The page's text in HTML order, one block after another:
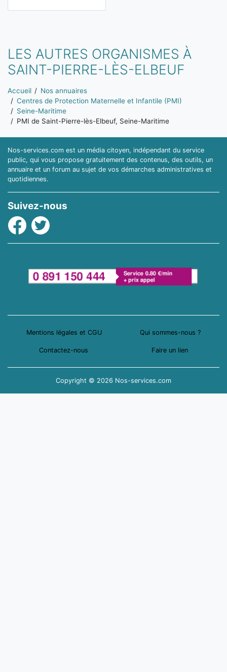
LES AUTRES ORGANISMES À
SAINT-PIERRE-LÈS-ELBEUF
Vous êtes ici:
Accueil
Nos annuaires
Centres de Protection Maternelle et Infantile (PMI)
Seine-Maritime
PMI de Saint-Pierre-lès-Elbeuf, Seine-Maritime
Nos-services.com est un média citoyen, indépendant du service
public, qui vous propose gratuitement des contenus, des outils, un
annuaire et un forum au sujet de vos démarches administratives et
quotidiennes.
Suivez-nous
Facebook
Twitter
Mentions légales et CGU Qui sommes-nous ?
Contactez-nous Faire un lien
Copyright © 2026 Nos-services.com